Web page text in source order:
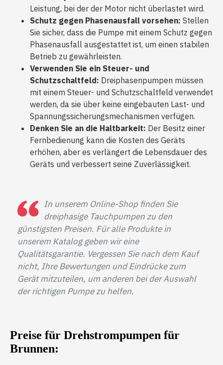
Leistung, bei der der Motor nicht überlastet wird.
Schutz gegen Phasenausfall vorsehen: Stellen
Sie sicher, dass die Pumpe mit einem Schutz gegen
Phasenausfall ausgestattet ist, um einen stabilen
Betrieb zu gewährleisten.
Verwenden Sie ein Steuer- und
Schutzschaltfeld: Dreiphasenpumpen müssen
mit einem Steuer- und Schutzschaltfeld verwendet
werden, da sie über keine eingebauten Last- und
Spannungssicherungsmechanismen verfügen.
Denken Sie an die Haltbarkeit: Der Besitz einer
Fernbedienung kann die Kosten des Geräts
erhöhen, aber es verlängert die Lebensdauer des
Geräts und verbessert seine Zuverlässigkeit.
In unserem Online-Shop finden Sie
dreiphasige Tauchpumpen zu den
günstigsten Preisen. Für alle Produkte in
unserem Katalog geben wir eine
Qualitätsgarantie. Vergessen Sie nach dem Kauf
nicht, Ihre Bewertungen und Eindrücke zum
Gerät mitzuteilen, um anderen bei der Auswahl
der richtigen Pumpe zu helfen.
Preise für Drehstrompumpen für
Brunnen: